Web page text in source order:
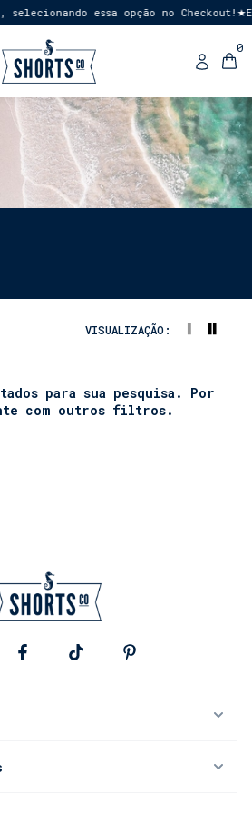
essa opção no Checkout!★
0
VISUALIZAÇÃO:
para sua pesquisa. Por
com outros filtros.